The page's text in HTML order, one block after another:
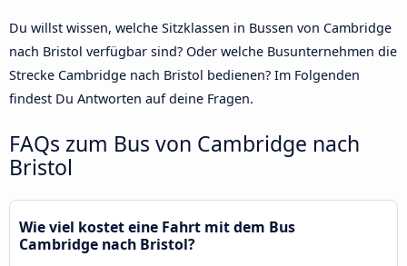
Du willst wissen, welche Sitzklassen in Bussen von Cambridge
nach Bristol verfügbar sind? Oder welche Busunternehmen die
Strecke Cambridge nach Bristol bedienen? Im Folgenden
findest Du Antworten auf deine Fragen.
FAQs zum Bus von Cambridge nach
Bristol
Wie viel kostet eine Fahrt mit dem Bus
Cambridge nach Bristol?